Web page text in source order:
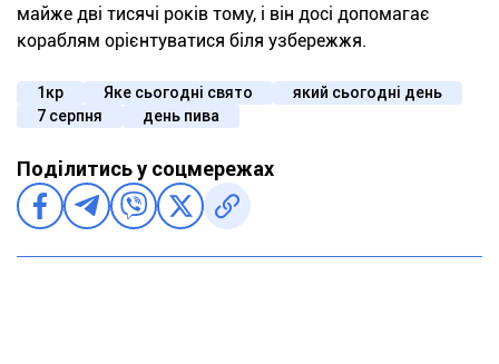
майже дві тисячі років тому, і він досі допомагає
кораблям орієнтуватися біля узбережжя.
1кр Яке сьогодні свято
який сьогодні день
7 серпня
день пива
Поділитись у соцмережах